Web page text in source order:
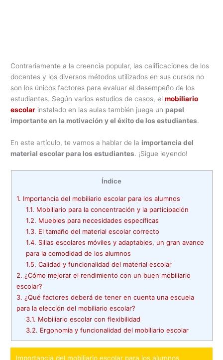
Contrariamente a la creencia popular, las calificaciones de los
docentes y los diversos métodos utilizados en sus cursos no
son los únicos factores para evaluar el desempeño de los
estudiantes. Según varios estudios de casos, elmobiliario
escolar instalado en las aulas también juega un papel
importante en la motivación y el éxito de los estudiantes.
En este artículo, te vamos a hablar de la importancia del
material escolar para los estudiantes. ¡Sigue leyendo!
Índice
1. Importancia del mobiliario escolar para los alumnos
1.1. Mobiliario para la concentración y la participación
1.2. Muebles para necesidades específicas
1.3. El tamaño del material escolar correcto
1.4. Sillas escolares móviles y adaptables, un gran avance
para la comodidad de los alumnos
1.5. Calidad y funcionalidad del material escolar
2. ¿Cómo mejorar el rendimiento con un buen mobiliario
escolar?
3. ¿Qué factores deberá de tener en cuenta una escuela
para la elección del mobiliario escolar?
3.1. Mobiliario escolar con flexibilidad
3.2. Ergonomía y funcionalidad del mobiliario escolar
Importancia del mobiliario escolar para los alumnos